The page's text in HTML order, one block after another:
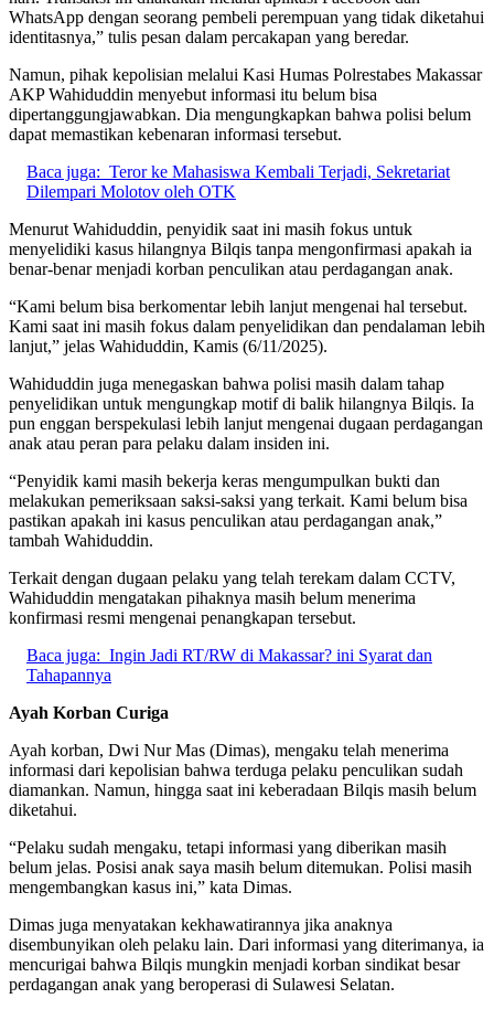
WhatsApp dengan seorang pembeli perempuan yang tidak diketahui
identitasnya,” tulis pesan dalam percakapan yang beredar.
Namun, pihak kepolisian melalui Kasi Humas Polrestabes Makassar
AKP Wahiduddin menyebut informasi itu belum bisa
dipertanggungjawabkan. Dia mengungkapkan bahwa polisi belum
dapat memastikan kebenaran informasi tersebut.
Baca juga: Teror ke Mahasiswa Kembali Terjadi, Sekretariat
Dilempari Molotov oleh OTK
Menurut Wahiduddin, penyidik saat ini masih fokus untuk
menyelidiki kasus hilangnya Bilqis tanpa mengonfirmasi apakah ia
benar-benar menjadi korban penculikan atau perdagangan anak.
“Kami belum bisa berkomentar lebih lanjut mengenai hal tersebut.
Kami saat ini masih fokus dalam penyelidikan dan pendalaman lebih
lanjut,” jelas Wahiduddin, Kamis (6/11/2025).
Wahiduddin juga menegaskan bahwa polisi masih dalam tahap
penyelidikan untuk mengungkap motif di balik hilangnya Bilqis. Ia
pun enggan berspekulasi lebih lanjut mengenai dugaan perdagangan
anak atau peran para pelaku dalam insiden ini.
“Penyidik kami masih bekerja keras mengumpulkan bukti dan
melakukan pemeriksaan saksi-saksi yang terkait. Kami belum bisa
pastikan apakah ini kasus penculikan atau perdagangan anak,”
tambah Wahiduddin.
Terkait dengan dugaan pelaku yang telah terekam dalam CCTV,
Wahiduddin mengatakan pihaknya masih belum menerima
konfirmasi resmi mengenai penangkapan tersebut.
Baca juga: Ingin Jadi RT/RW di Makassar? ini Syarat dan
Tahapannya
Ayah Korban Curiga
Ayah korban, Dwi Nur Mas (Dimas), mengaku telah menerima
informasi dari kepolisian bahwa terduga pelaku penculikan sudah
diamankan. Namun, hingga saat ini keberadaan Bilqis masih belum
diketahui.
“Pelaku sudah mengaku, tetapi informasi yang diberikan masih
belum jelas. Posisi anak saya masih belum ditemukan. Polisi masih
mengembangkan kasus ini,” kata Dimas.
Dimas juga menyatakan kekhawatirannya jika anaknya
disembunyikan oleh pelaku lain. Dari informasi yang diterimanya, ia
mencurigai bahwa Bilqis mungkin menjadi korban sindikat besar
perdagangan anak yang beroperasi di Sulawesi Selatan.